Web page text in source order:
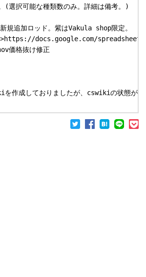
選択可能な種類数のみ。詳細は備考。)
規追加ロッド。紫はVakula shop限定。
docs.google.com/spreadsheets/d/
価格抜け修正
作成しておりましたが、cswikiの状態が